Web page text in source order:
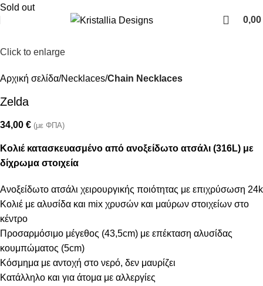
0,00
Sold out
Click to enlarge
Αρχική σελίδα Necklaces Chain Necklaces
Zelda
34,00 € (με ΦΠΑ)
Κολιέ κατασκευασμένο από ανοξείδωτο ατσάλι (316L) με
δίχρωμα στοιχεία
Ανοξείδωτο ατσάλι χειρουργικής ποιότητας με επιχρύσωση 24k
Κολιέ με αλυσίδα και mix χρυσών και μαύρων στοιχείων στο
κέντρο
Προσαρμόσιμο μέγεθος (43,5cm) με επέκταση αλυσίδας
κουμπώματος (5cm)
Κόσμημα με αντοχή στο νερό, δεν μαυρίζει
Κατάλληλο και για άτομα με αλλεργίες